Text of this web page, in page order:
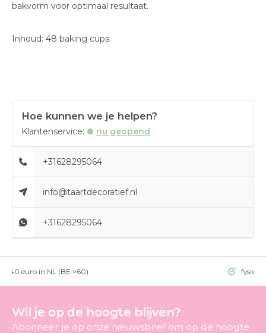
bakvorm voor optimaal resultaat.
Inhoud: 48 baking cups.
Hoe kunnen we je helpen?
Klantenservice: nu geopend
+31628295064
info@taartdecoratief.nl
+31628295064
>40 euro in NL (BE >60) fysieke
Wil je op de hoogte blijven?
Abonneer je op onze nieuwsbrief om op de hoogte